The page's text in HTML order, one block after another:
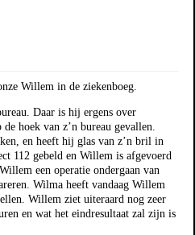
Willem in de ziekenboeg.
Daar is hij ergens over
hoek van z’n bureau gevallen.
en heeft hij glas van z’n bril in
112 gebeld en Willem is afgevoerd
een operatie ondergaan van
Wilma heeft vandaag Willem
Willem ziet uiteraard nog zeer
en wat het eindresultaat zal zijn is